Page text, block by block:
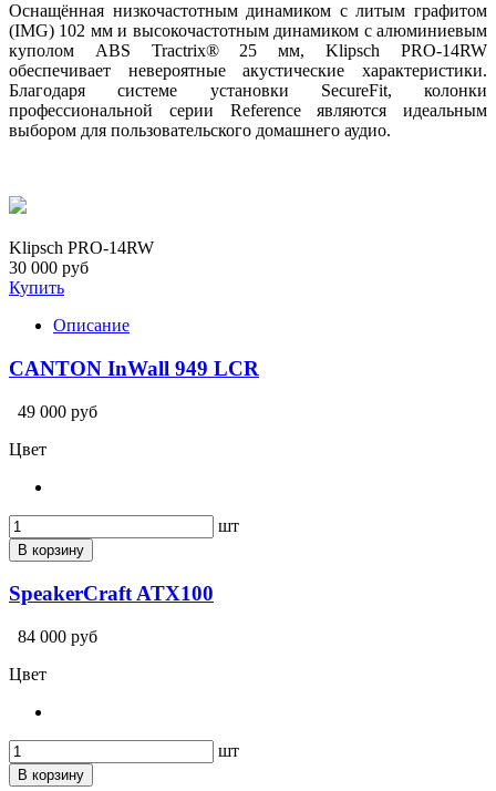
Оснащённая низкочастотным динамиком с литым графитом
(IMG) 102 мм и высокочастотным динамиком с алюминиевым
куполом ABS Tractrix® 25 мм, Klipsch PRO-14RW
обеспечивает невероятные акустические характеристики.
Благодаря системе установки SecureFit, колонки
профессиональной серии Reference являются идеальным
выбором для пользовательского домашнего аудио.
Klipsch PRO-14RW
30 000 руб
Купить
Описание
CANTON InWall 949 LCR
49 000 руб
Цвет
шт
В корзину
SpeakerCraft ATX100
84 000 руб
Цвет
шт
В корзину